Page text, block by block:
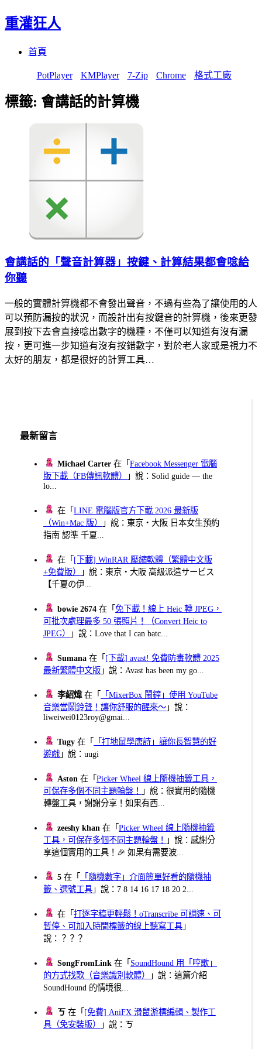
重灌狂人
首頁
PotPlayer KMPlayer 7-Zip Chrome 格式工廠
標籤: 會講話的計算機
會講話的「聲音計算器」按鍵、計算結果都會唸給
你聽
一般的實體計算機都不會發出聲音，不過有些為了讓使用的人
可以預防漏按的狀況，而設計出有按鍵音的計算機，後來更發
展到按下去會直接唸出數字的機種，不僅可以知道有沒有漏
按，更可進一步知道有沒有按錯數字，對於老人家或是視力不
太好的朋友，都是很好的計算工具…
最新留言
Michael Carter 在「Facebook Messenger 電腦
版下載（FB傳訊軟體）
」說：Solid guide — the
lo...
在「LINE 電腦版官方下載 2026 最新版
（Win+Mac 版）
」說：東京・大阪 日本女生預約
指南 認準 千夏...
在「 [下載] WinRAR 壓縮軟體（繁體中文版
+免費版）
」說：東京・大阪 高級派遣サービス
【千夏の伊...
bowie 2674 在「免下載！線上 Heic 轉 JPEG，
可批次處理最多 50 張照片！（Convert Heic to
JPEG）
」說：Love that I can batc...
Sumana 在「 [下載] avast! 免費防毒軟體 2025
最新繁體中文版 」說：Avast has been my go...
李紹煒在「
「MixerBox 鬧鐘」使用 YouTube
音樂當鬧鈴聲！讓你舒服的醒來～ 」說：
liweiwei0123roy@gmai...
Tugy 在「
「打地鼠學唐詩」讓你長智慧的好
遊戲 」說：uugi
Aston 在「Picker Wheel 線上隨機抽籤工具，
可保存多個不同主題輪盤！
」說：很實用的隨機
轉盤工具，謝謝分享！如果有西...
zeeshy khan 在「Picker Wheel 線上隨機抽籤
工具，可保存多個不同主題輪盤！
」說：感謝分
享這個實用的工具！🎉 如果有需要波...
5 在「
「隨機數字」介面簡單好看的隨機抽
籤、選號工具 」說：7 8 14 16 17 18 20 2...
在「打逐字稿更輕鬆！oTranscribe 可調速、可
暫停、可加入時間標籤的線上聽寫工具 」
說：？？？
SongFromLink 在「 SoundHound 用「哼歌」
的方式找歌（音樂識別軟體）
」說：這篇介紹
SoundHound 的情境很...
ㄎ 在「 [免費] AniFX 滑鼠游標編輯、製作工
具（免安裝版）
」說：ㄎ